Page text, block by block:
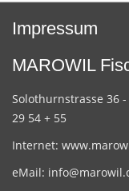
Impressum
MAROWIL
Solothurnstrasse 36 -
29 54 + 55
Internet:
eMail: